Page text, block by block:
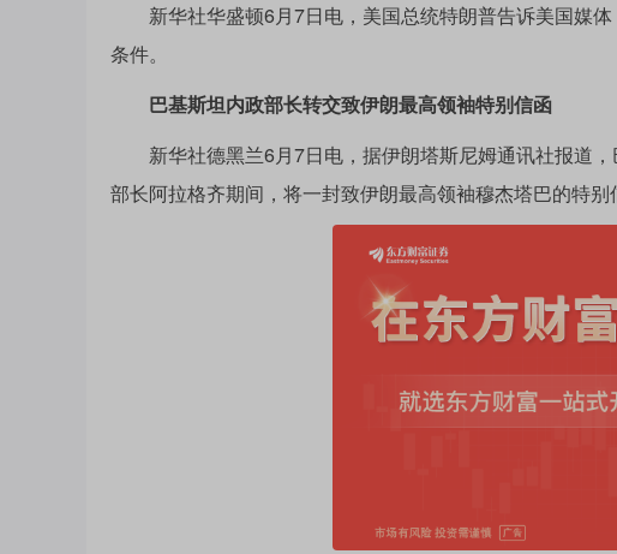
新华社华盛顿6月7日电，美国总统特朗普告诉美国媒体
条件。
巴基斯坦内政部长转交致伊朗最高领袖特别信函
新华社德黑兰6月7日电，据伊朗塔斯尼姆通讯社报道，
部长阿拉格齐期间，将一封致伊朗最高领袖穆杰塔巴的特别